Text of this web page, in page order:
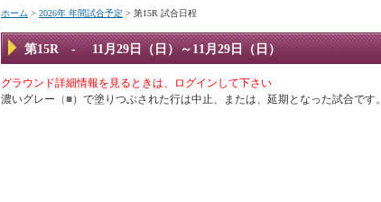
ホーム > 2026年 年間試合予定 > 第15R 試合日程
第15R - 11月29日（日）～11月29日（日）
グラウンド詳細情報を見るときは、ログインして下さい
濃いグレー （■）で塗りつぶされた行は中止、または、延期となった試合です。